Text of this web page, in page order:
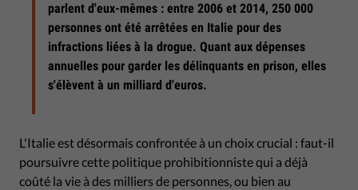
parlent d'eux-mêmes : entre 2006 et 2014, 250 000
personnes ont été arrêtées en Italie pour des
infractions liées à la drogue. Quant aux dépenses
annuelles pour garder les délinquants en prison, elles
s'élèvent à un milliard d'euros.
L'Italie est désormais confrontée à un choix crucial : faut-il
poursuivre cette politique prohibitionniste qui a déjà
coûté la vie à des milliers de personnes, ou bien au